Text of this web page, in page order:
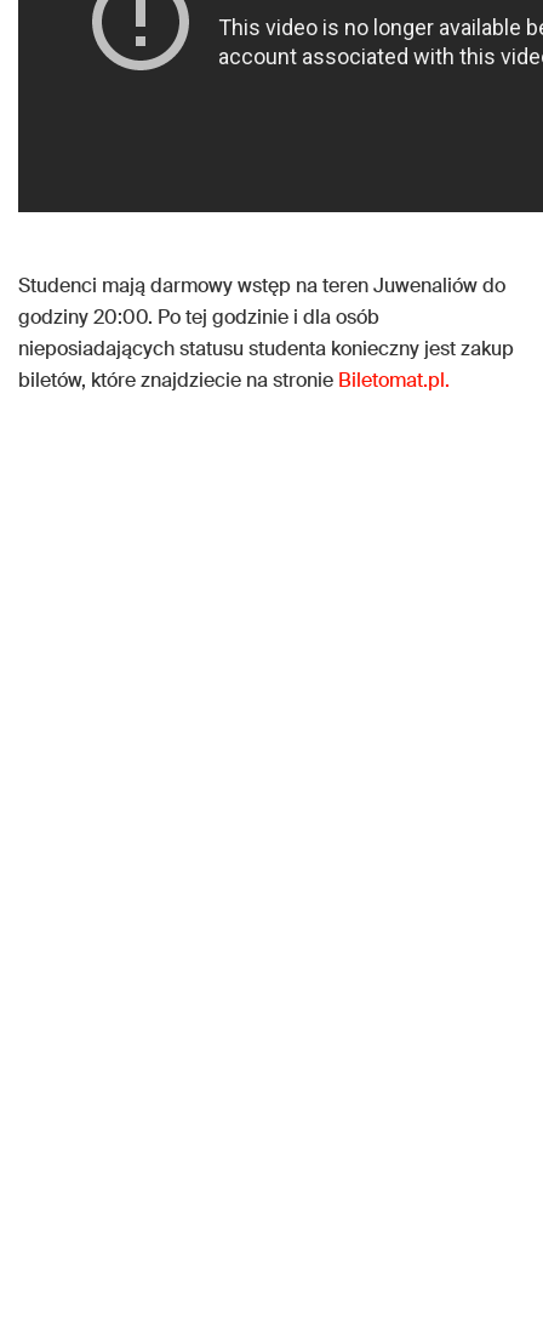
Studenci mają darmowy wstęp na teren Juwenaliów do
godziny 20:00. Po tej godzinie i dla osób
nieposiadających statusu studenta konieczny jest zakup
biletów, które znajdziecie na stronie Biletomat.pl.